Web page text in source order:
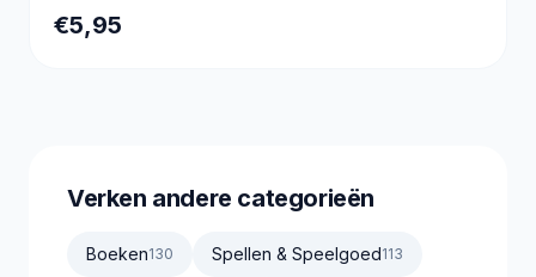
€5,95
Verken andere categorieën
Boeken130 Spellen & Speelgoed113